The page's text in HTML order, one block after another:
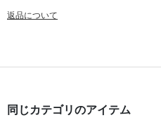
返品について
同じカテゴリのアイテム